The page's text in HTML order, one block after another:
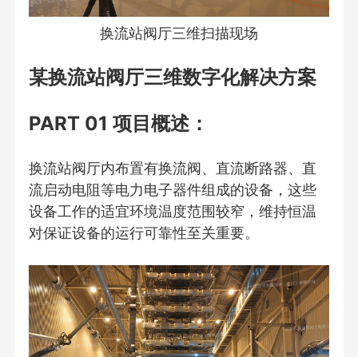
换流站阀厅三维扫描现场
某换流站阀厅三维数字化解决方案
PART 01 项目概述：
换流站阀厅内布置有换流阀、直流断路器、直
流启动电阻等电力电子器件组成的设备，这些
设备工作的适宜环境温度范围较窄，维持恒温
对保证设备的运行可靠性至关重要。